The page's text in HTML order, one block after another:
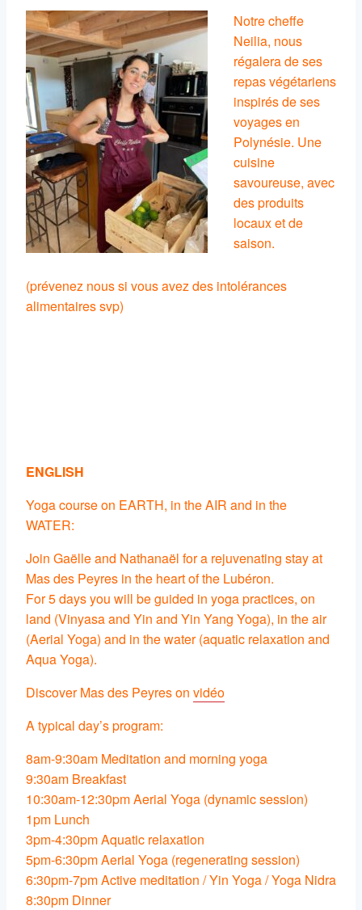
Notre cheffe
Neilia, nous
régalera de ses
repas végétariens
inspirés de ses
voyages en
Polynésie. Une
cuisine
savoureuse, avec
des produits
locaux et de
saison.
(prévenez nous si vous avez des intolérances
alimentaires svp)
ENGLISH
Yoga course on EARTH, in the AIR and in the
WATER:
Join Gaëlle and Nathanaël for a rejuvenating stay at
Mas des Peyres in the heart of the Lubéron.
For 5 days you will be guided in yoga practices, on
land (Vinyasa and Yin and Yin Yang Yoga), in the air
(Aerial Yoga) and in the water (aquatic relaxation and
Aqua Yoga).
Discover Mas des Peyres on vidéo
A typical day’s program:
8am-9:30am Meditation and morning yoga
9:30am Breakfast
10:30am-12:30pm Aerial Yoga (dynamic session)
1pm Lunch
3pm-4:30pm Aquatic relaxation
5pm-6:30pm Aerial Yoga (regenerating session)
6:30pm-7pm Active meditation / Yin Yoga / Yoga Nidra
8:30pm Dinner